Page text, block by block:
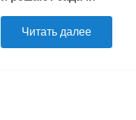
Читать далее